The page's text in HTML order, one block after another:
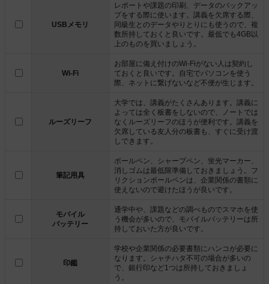
USBメモリ
レポートや課題の印刷、データのバックアッ
プをする際に使います。講義を欠席する際、
同級生とのデータやりとりにも使うので、複
数所持しておくと良いです。最低でも4GB以
上のものを買いましょう。
Wi-Fi
お部屋に備え付けのWi-Fiがない人は契約し
ておくと良いです。自宅でパソコンを使う
際、ネットに繋げないなど不便が生じます。
ルーズリーフ
大学では、講義がたくさんあります。講義に
よっては全く板書をしないので、ノートでは
なくルーズリーフのほうが便利です。講義を
欠席している友人分の板書も、すぐに受け渡
しできます。
筆記用具
ボールペン、シャープペン、蛍光マーカー、
消しゴムは最低限準備しておきましょう。フ
リクションボールペンは、企業関係の書類に
使えないので避けたほうが良いです。
モバイル
バッテリー
通学中や、課題などの調べものでスマホを使
う機会が多いので、モバイルバッテリーは所
持しておいた方が良いです。
印鑑
学校や企業関係の必要書類にハンコが必要に
なります。シャチハタ不可の場合が多いの
で、銀行印など1つは所持しておきましょ
う。